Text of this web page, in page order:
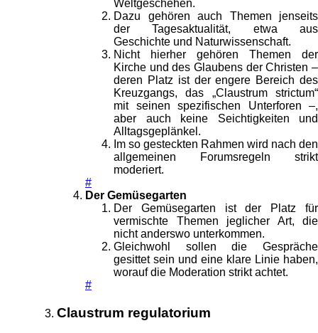
Weltgeschehen.
Dazu gehören auch Themen jenseits
der Tagesaktualität, etwa aus
Geschichte und Naturwissenschaft.
Nicht hierher gehören Themen der
Kirche und des Glaubens der Christen –
deren Platz ist der engere Bereich des
Kreuzgangs, das „Claustrum strictum“
mit seinen spezifischen Unterforen –,
aber auch keine Seichtigkeiten und
Alltagsgeplänkel.
Im so gesteckten Rahmen wird nach den
allgemeinen Forumsregeln strikt
moderiert.
#
Der Gemüsegarten
Der Gemüsegarten ist der Platz für
vermischte Themen jeglicher Art, die
nicht anderswo unterkommen.
Gleichwohl sollen die Gespräche
gesittet sein und eine klare Linie haben,
worauf die Moderation strikt achtet.
#
Claustrum regulatorium